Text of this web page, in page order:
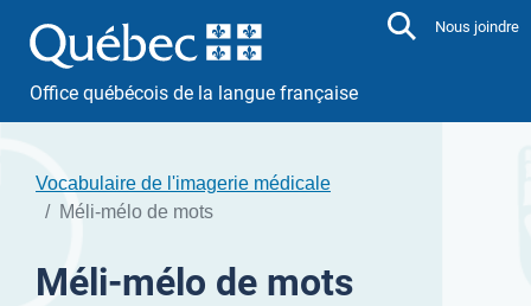
Office québécois de la langue française
Nous joindre
Vocabulaire de l'imagerie médicale
Méli-mélo de mots
Méli-mélo de mots